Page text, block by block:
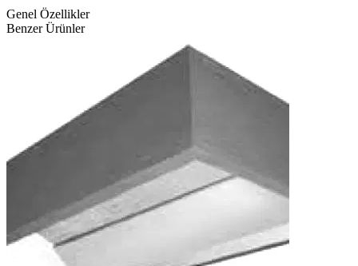
Genel Özellikler
Benzer Ürünler